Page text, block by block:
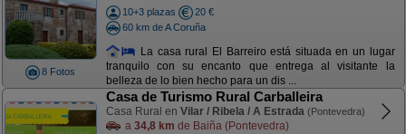
8 Fotos
10+3 plazas
20 €
60 km de A Coruña
La casa rural El Barreiro está situada en un lugar
tranquilo con su encanto que entrega al visitante la
belleza de lo bien hecho para un dis ...
Casa de Turismo Rural Carballeira
Casa Rural en Vilar / Ribela / A Estrada (Pontevedra)
a 34,8 km de Baiña (Pontevedra)